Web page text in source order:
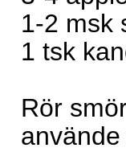
1-2 msk
1 tsk
Rör